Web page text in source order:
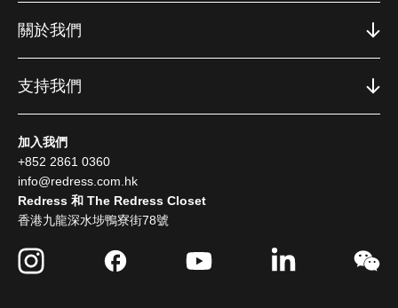
關於我們
支持我們
加入我們
+852 2861 0360
info@redress.com.hk
Redress 和 The Redress Closet
香港九龍深水埗鴨寮街78號